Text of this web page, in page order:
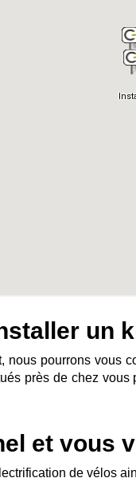
un
nous pourrons vous
près de chez
et vous
de vélos